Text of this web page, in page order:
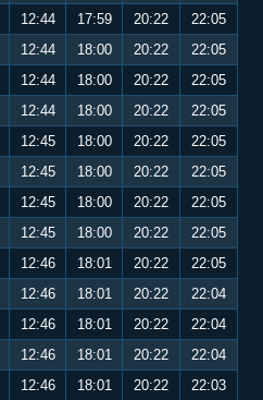
12:44 17:59 20:22
22:05
12:44 18:00 20:22
22:05
12:44 18:00 20:22
22:05
12:44 18:00 20:22
22:05
12:45 18:00 20:22
22:05
12:45 18:00 20:22
22:05
12:45 18:00 20:22
22:05
12:45 18:00 20:22
22:05
12:46 18:01 20:22
22:05
12:46 18:01 20:22
22:04
12:46 18:01 20:22
22:04
12:46 18:01 20:22
22:04
12:46 18:01 20:22
22:03